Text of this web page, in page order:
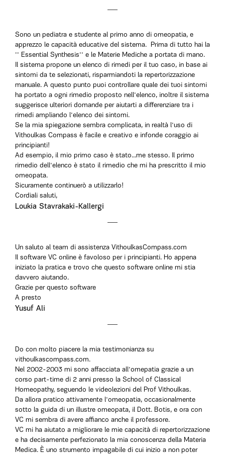
Sono un pediatra e studente al primo anno di omeopatia, e
apprezzo le capacità educative del sistema. Prima di tutto hai la
'' Essential Synthesis'' e le Materie Mediche a portata di mano.
Il sistema propone un elenco di rimedi per il tuo caso, in base ai
sintomi da te selezionati, risparmiandoti la repertorizzazione
manuale. A questo punto puoi controllare quale dei tuoi sintomi
ha portato a ogni rimedio proposto nell'elenco, inoltre il sistema
suggerisce ulteriori domande per aiutarti a differenziare tra i
rimedi ampliando l'elenco dei sintomi.
Se la mia spiegazione sembra complicata, in realtà l'uso di
Vithoulkas Compass è facile e creativo e infonde coraggio ai
principianti!
Ad esempio, il mio primo caso è stato...me stesso. Il primo
rimedio dell'elenco è stato il rimedio che mi ha prescritto il mio
omeopata.
Sicuramente continuerò a utilizzarlo!
Cordiali saluti,
Loukia Stavrakaki-Kallergi
Un saluto al team di assistenza VithoulkasCompass.com
Il software VC online è favoloso per i principianti. Ho appena
iniziato la pratica e trovo che questo software online mi stia
davvero aiutando.
Grazie per questo software
A presto
Yusuf Ali
Do con molto piacere la mia testimonianza su
vithoulkascompass.com.
Nel 2002-2003 mi sono affacciata all'omepatia grazie a un
corso part-time di 2 anni presso la School of Classical
Homeopathy, seguendo le videolezioni del Prof Vithoulkas.
Da allora pratico attivamente l'omeopatia, occasionalmente
sotto la guida di un illustre omeopata, il Dott. Botis, e ora con
VC mi sembra di avere affianco anche il professore.
VC mi ha aiutato a migliorare le mie capacità di repertorizzazione
e ha decisamente perfezionato la mia conoscenza della Materia
Medica. È uno strumento impagabile di cui inizio a non poter